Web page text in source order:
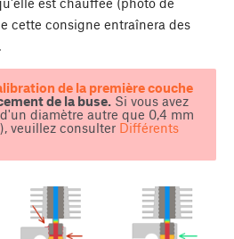
cette consigne entraînera des
de la première couche
de la buse.Si vous avez
diamètre autre que 0,4 mm
veuillez consulter Différents